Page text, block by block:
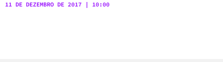
11 DE DEZEMBRO DE 2017 10:00